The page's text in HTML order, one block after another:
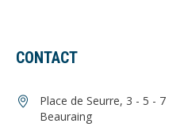
CONTACT
Place de Seurre, 3 - 5 - 7
Beauraing